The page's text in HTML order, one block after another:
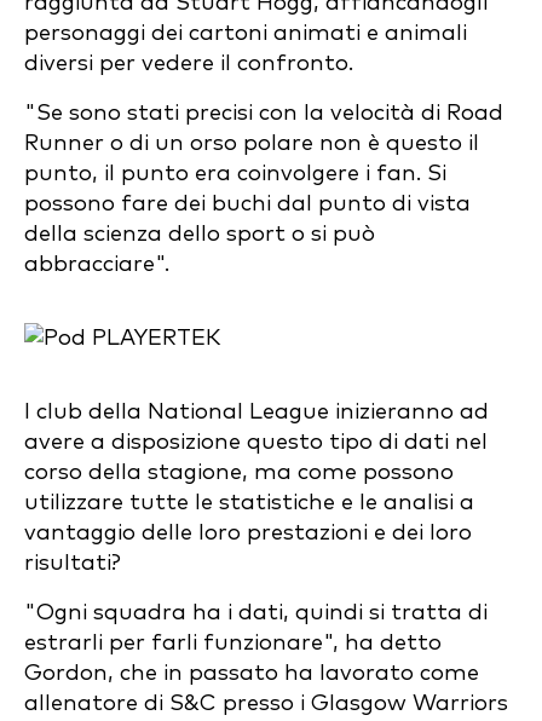
personaggi dei cartoni animati e animali
diversi per vedere il confronto.
"Se sono stati precisi con la velocità di Road
Runner o di un orso polare non è questo il
punto, il punto era coinvolgere i fan. Si
possono fare dei buchi dal punto di vista
della scienza dello sport o si può
abbracciare".
I club della National League inizieranno ad
avere a disposizione questo tipo di dati nel
corso della stagione, ma come possono
utilizzare tutte le statistiche e le analisi a
vantaggio delle loro prestazioni e dei loro
risultati?
"Ogni squadra ha i dati, quindi si tratta di
estrarli per farli funzionare", ha detto
Gordon, che in passato ha lavorato come
allenatore di S&C presso i Glasgow Warriors